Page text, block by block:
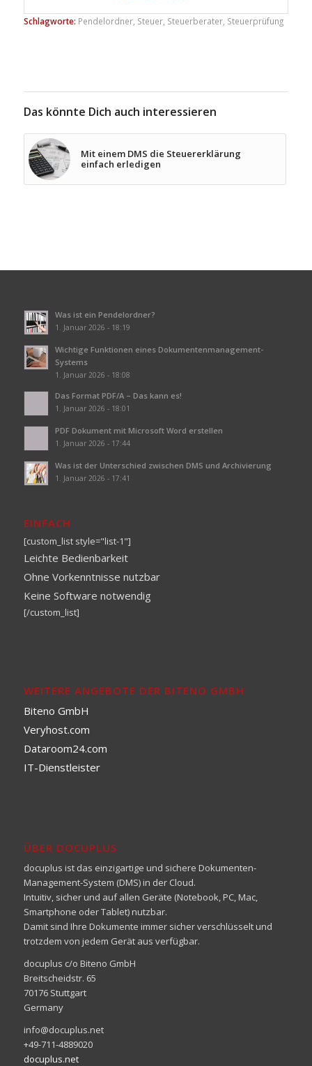
Schlagworte: Pendelordner, Steuer, Steuerberater, Steuerprüfung
Das könnte Dich auch interessieren
Mit einem DMS die Steuererklärung
einfach erledigen
Was ist ein Pendelordner?
1. Januar 2026 - 18:19
Wichtige Funktionen eines Dokumentenmanagement-
Systems
1. Januar 2026 - 18:08
Das Format PDF/A – Das kann es!
1. Januar 2026 - 18:01
PDF Dokument mit Microsoft Word erstellen
1. Januar 2026 - 17:44
Was ist der Unterschied zwischen DMS und Archivierung
1. Januar 2026 - 17:41
EINFACH
[custom_list style="list-1"]
Leichte Bedienbarkeit
Ohne Vorkenntnisse nutzbar
Keine Software notwendig
[/custom_list]
WEITERE ANGEBOTE DER BITENO GMBH
Biteno GmbH
Veryhost.com
Dataroom24.com
IT-Dienstleister
ÜBER DOCUPLUS
docuplus ist das einzigartige und sichere Dokumenten-
Management-System (DMS) in der Cloud.
Intuitiv, sicher und auf allen Geräte (Notebook, PC, Mac,
Smartphone oder Tablet) nutzbar.
Damit sind Ihre Dokumente immer sicher verschlüsselt und
trotzdem von jedem Gerät aus verfügbar.
docuplus c/o Biteno GmbH
Breitscheidstr. 65
70176 Stuttgart
Germany
info@docuplus.net
+49-711-4889020
docuplus.net